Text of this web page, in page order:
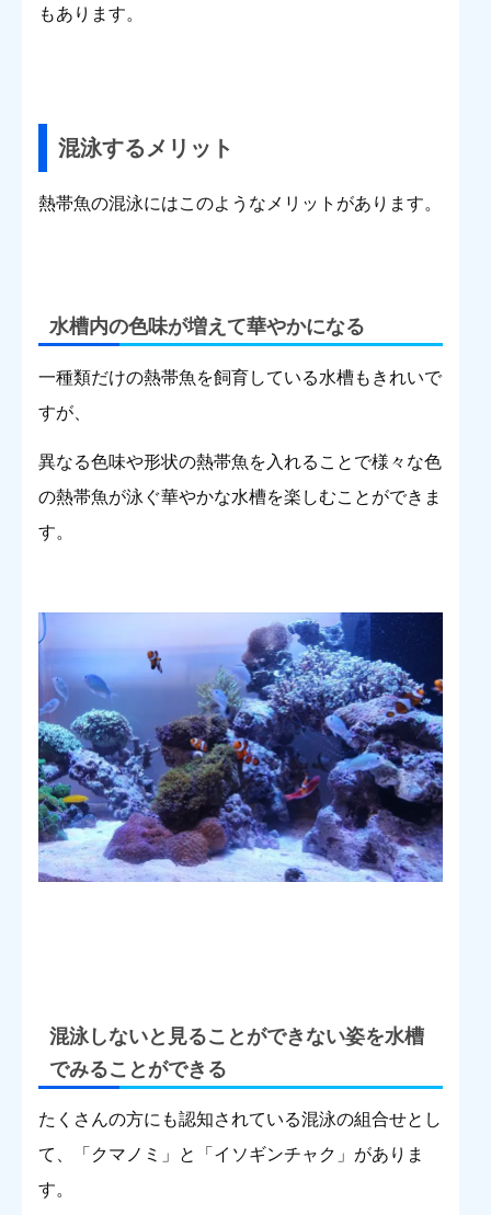
もあります。
混泳するメリット
熱帯魚の混泳にはこのようなメリットがあります。
水槽内の色味が増えて華やかになる
一種類だけの熱帯魚を飼育している水槽もきれいで
すが、
異なる色味や形状の熱帯魚を入れることで様々な色
の熱帯魚が泳ぐ華やかな水槽を楽しむことができま
す。
混泳しないと見ることができない姿を水槽
でみることができる
たくさんの方にも認知されている混泳の組合せとし
て、「クマノミ」と「イソギンチャク」がありま
す。